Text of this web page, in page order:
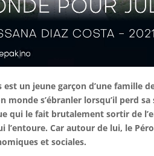
est un jeune garçon d’une famille
monde s’ébranler lorsqu’il perd
qui le fait brutalement sortir de
l’entoure. Car autour de lui, le
et sociales.